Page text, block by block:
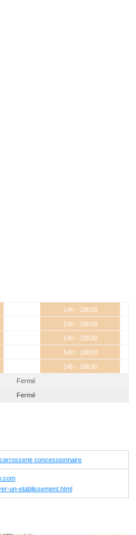
14h - 18h30
14h - 18h30
14h - 18h30
14h - 18h30
14h - 18h30
Fermé
Fermé
concessionnaire
un-etablissement.html